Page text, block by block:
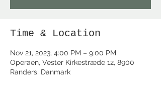
Time & Location
Nov 21, 2023, 4:00 PM – 9:00 PM
Operaen, Vester Kirkestræde 12, 8900
Randers, Danmark